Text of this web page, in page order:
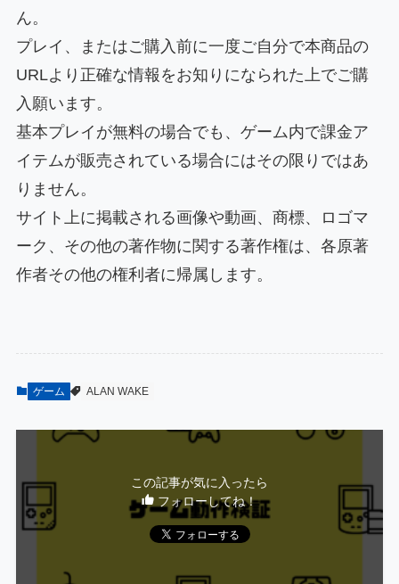
ん。
プレイ、またはご購入前に一度ご自分で本商品の
URLより正確な情報をお知りになられた上でご購
入願います。
基本プレイが無料の場合でも、ゲーム内で課金ア
イテムが販売されている場合にはその限りではあ
りません。
サイト上に掲載される画像や動画、商標、ロゴマ
ーク、その他の著作物に関する著作権は、各原著
作者その他の権利者に帰属します。
ゲーム ALAN WAKE
この記事が気に入ったら
フォローしてね！